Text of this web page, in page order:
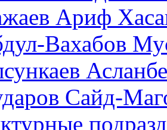
Ариф
Вахабов
Сайд-